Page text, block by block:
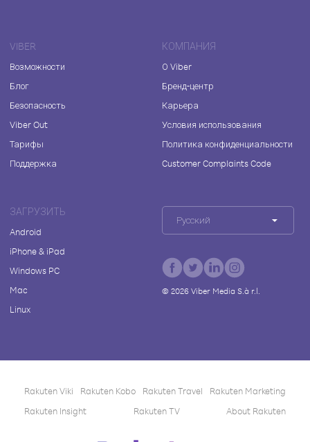
VIBER
Возможности
Блог
Безопасность
Viber Out
Тарифы
Поддержка
КОМПАНИЯ
О Viber
Бренд-центр
Карьера
Условия использования
Политика конфиденциальности
Customer Complaints Code
ЗАГРУЗИТЬ
Android
iPhone & iPad
Windows PC
Mac
Linux
Русский
© 2026Viber Media S.à r.l.
Rakuten Viki Rakuten Kobo Rakuten Travel
Rakuten Marketing
Rakuten Insight
Rakuten TV About Rakuten